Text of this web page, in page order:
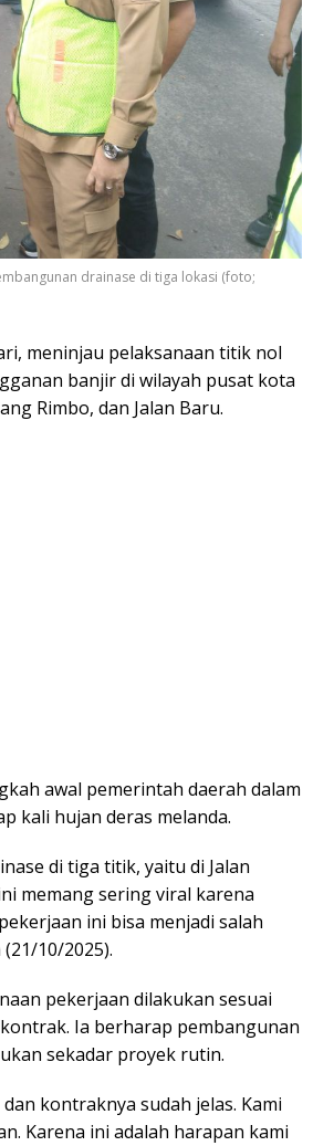
drainase di tiga lokasi (foto;
meninjau pelaksanaan titik nol
banjir di wilayah pusat kota
Rimbo, dan Jalan Baru.
awal pemerintah daerah dalam
kali hujan deras melanda.
di tiga titik, yaitu di Jalan
memang sering viral karena
ini bisa menjadi salah
10/2025).
pekerjaan dilakukan sesuai
Ia berharap pembangunan
sekadar proyek rutin.
kontraknya sudah jelas. Kami
Karena ini adalah harapan kami